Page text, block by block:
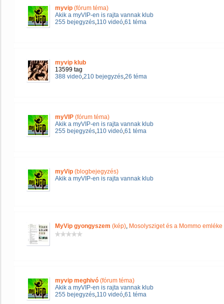
myvip (fórum téma)
Akik a myVIP-en is rajta vannak klub
255 bejegyzés,110 videó,61 téma
myvip klub
13599 tag
388 videó,210 bejegyzés,26 téma
myVIP (fórum téma)
Akik a myVIP-en is rajta vannak klub
255 bejegyzés,110 videó,61 téma
myVip (blogbejegyzés)
Akik a myVIP-en is rajta vannak klub
MyVip gyongyszem (kép), Mosolysziget és a Mommo emléke
myvip meghivó (fórum téma)
Akik a myVIP-en is rajta vannak klub
255 bejegyzés,110 videó,61 téma